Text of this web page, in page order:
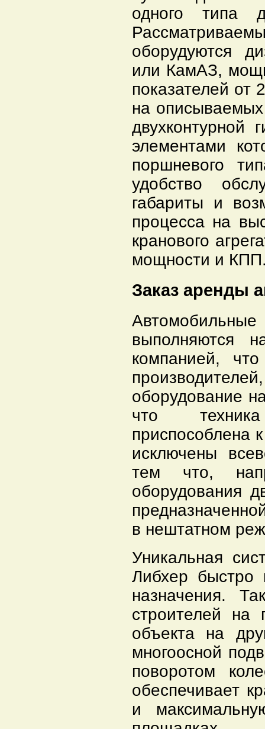
одного типа
оборудуются
или КамАЗ,
показателей от
на
двухконтурной
элементами
поршневого
удобство
габариты и
процесса на
кранового
мощности и
Заказ аренды
выполняются
компанией,
оборудование
что
приспособлена
исключены
тем что,
оборудования
в нештатном
Уникальная
Либхер быстро
назначения.
строителей на
объекта на
многоосной
поворотом
обеспечивает
и